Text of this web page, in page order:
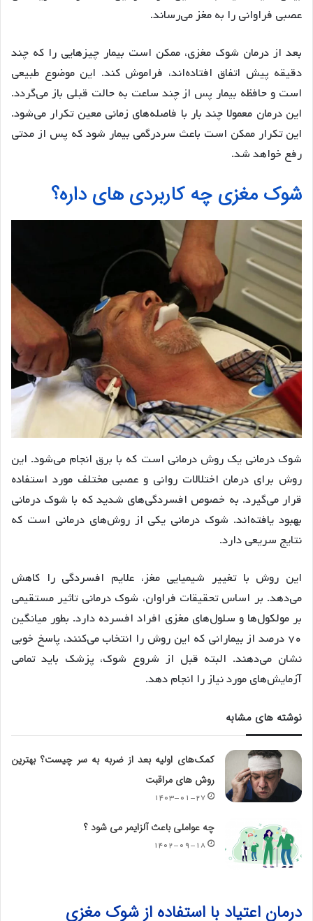
عصبی فراوانی را به مغز می‌رساند.
بعد از درمان شوک مغزی، ممکن است بیمار چیزهایی را که چند
دقیقه پیش اتفاق افتاده‌اند، فراموش کند. این موضوع طبیعی
است و حافظه بیمار پس از چند ساعت به حالت قبلی باز می‌گردد.
این درمان معمولا چند بار با فاصله‌های زمانی معین تکرار می‌شود.
این تکرار ممکن است باعث سردرگمی بیمار شود که پس از مدتی
رفع خواهد شد.
شوک مغزی چه کاربردی های داره؟
شوک درمانی یک روش درمانی است که با برق انجام می‌شود. این
روش برای درمان اختلالات روانی و عصبی مختلف مورد استفاده
قرار می‌گیرد. به خصوص افسردگی‌های شدید که با شوک درمانی
بهبود یافته‌اند. شوک درمانی یکی از روش‌های درمانی است که
نتایج سریعی دارد.
این روش با تغییر شیمیایی مغز، علایم افسردگی را کاهش
می‌دهد. بر اساس تحقیقات فراوان، شوک درمانی تاثیر مستقیمی
بر مولکول‌ها و سلول‌های مغزی افراد افسرده دارد. بطور میانگین
۷۰ درصد از بیمارانی که این روش را انتخاب می‌کنند، پاسخ خوبی
نشان می‌دهند. البته قبل از شروع شوک، پزشک باید تمامی
آزمایش‌های مورد نیاز را انجام دهد.
نوشته های مشابه
کمک‌های اولیه بعد از ضربه به سر چیست؟ بهترین
روش های مراقبت
۱۴۰۳-۰۱-۲۷
چه عواملی باعث آلزایمر می شود ؟
۱۴۰۲-۰۹-۱۸
درمان اعتیاد با استفاده از شوک مغزی